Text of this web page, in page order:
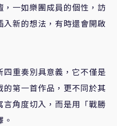
一如樂團成員的個性，訪
新的想法，有時還會開啟
四重奏別具意義，它不僅是
第一首作品，更不同於其
角度切入，而是用「戰勝